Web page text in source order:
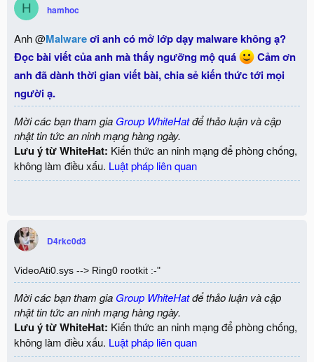
H hamhoc
Anh @Malwareơi anh có mở lớp dạy malware không ạ?
Đọc bài viết của anh mà thấy ngưỡng mộ quá
Cảm ơn
anh đã dành thời gian viết bài, chia sẻ kiến thức tới mọi
người ạ.
Mời các bạn tham gia Group WhiteHatđể thảo luận và cập
nhật tin tức an ninh mạng hàng ngày.
Lưu ý từ WhiteHat: Kiến thức an ninh mạng để phòng chống,
không làm điều xấu. Luật pháp liên quan
D4rkc0d3
VideoAti0.sys --> Ring0 rootkit :-"
Mời các bạn tham gia Group WhiteHatđể thảo luận và cập
nhật tin tức an ninh mạng hàng ngày.
Lưu ý từ WhiteHat: Kiến thức an ninh mạng để phòng chống,
không làm điều xấu. Luật pháp liên quan